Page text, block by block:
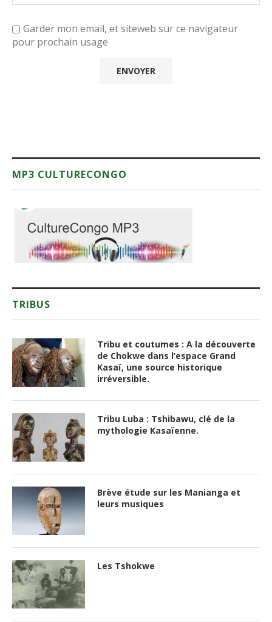
Garder mon email, et siteweb sur ce navigateur
pour prochain usage
MP3 CULTURECONGO
TRIBUS
Tribu et coutumes : A la découverte
de Chokwe dans l’espace Grand
Kasaï, une source historique
irréversible.
Tribu Luba : Tshibawu, clé de la
mythologie Kasaïenne.
Brève étude sur les Manianga et
leurs musiques
Les Tshokwe